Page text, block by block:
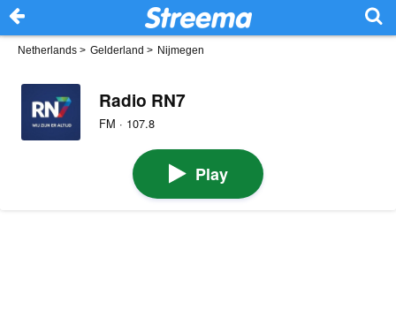
Netherlands > Gelderland > Nijmegen
Radio RN7
FM · 107.8
Play